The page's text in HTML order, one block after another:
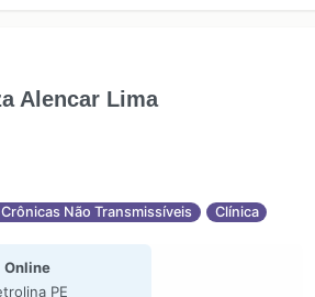
Alencar Lima
Não Transmissíveis Clínica
Online
PE